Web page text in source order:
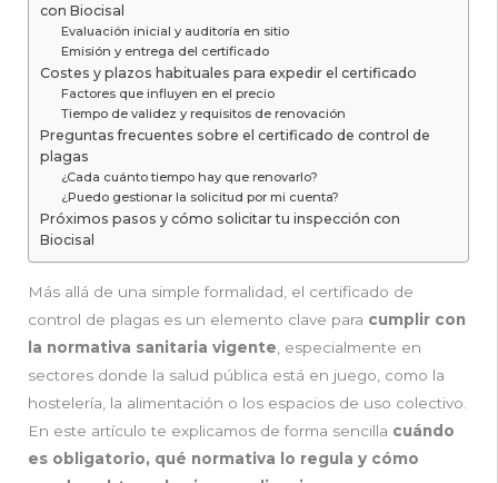
con Biocisal
Evaluación inicial y auditoría en sitio
Emisión y entrega del certificado
Costes y plazos habituales para expedir el certificado
Factores que influyen en el precio
Tiempo de validez y requisitos de renovación
Preguntas frecuentes sobre el certificado de control de
plagas
¿Cada cuánto tiempo hay que renovarlo?
¿Puedo gestionar la solicitud por mi cuenta?
Próximos pasos y cómo solicitar tu inspección con
Biocisal
Más allá de una simple formalidad, el certificado de
control de plagas es un elemento clave para cumplir con
la normativa sanitaria vigente , especialmente en
sectores donde la salud pública está en juego, como la
hostelería, la alimentación o los espacios de uso colectivo.
En este artículo te explicamos de forma sencilla cuándo
es obligatorio, qué normativa lo regula y cómo